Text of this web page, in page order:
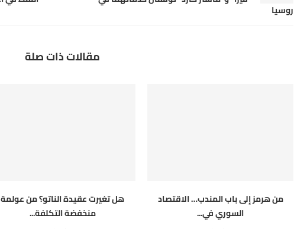
روسيا
مقالات ذات صلة
هل تغيرت عقيدة الناتو؟ من عولمة
منخفضة التكلفة...
من هرمز إلى باب المندب… الاقتصاد
السوري في...